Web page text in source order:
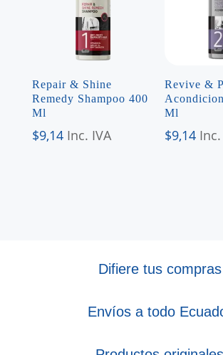
Repair & Shine
Remedy Shampoo 400
Ml
$9,14 Inc. IVA
Revive &
Ml
$9,14
Difiere tus compras
Envíos a todo